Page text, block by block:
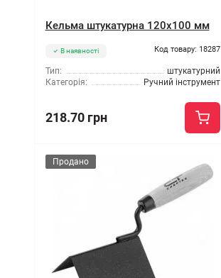
Кельма штукатурна 120x100 мм
В наявності Код товару: 18287
Тип:
штукатурний
Категорія:
Ручний інструмент
218.70 грн
Продано